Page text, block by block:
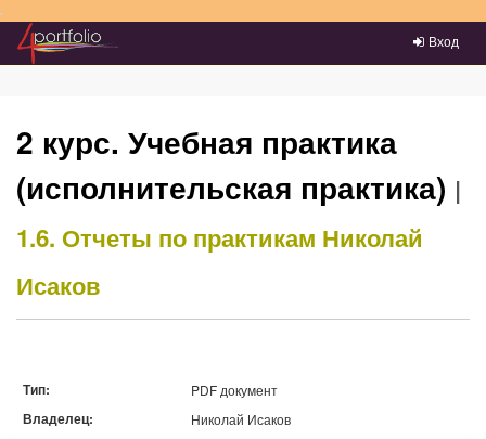
Преейти на главное меню
Вход
2 курс. Учебная практика
(исполнительская практика) |
1.6. Отчеты по практикам Николай
Исаков
Тип: PDF документ
Владелец: Николай Исаков